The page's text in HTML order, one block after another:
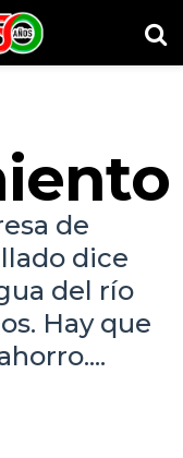
de
dice
del río
Hay que